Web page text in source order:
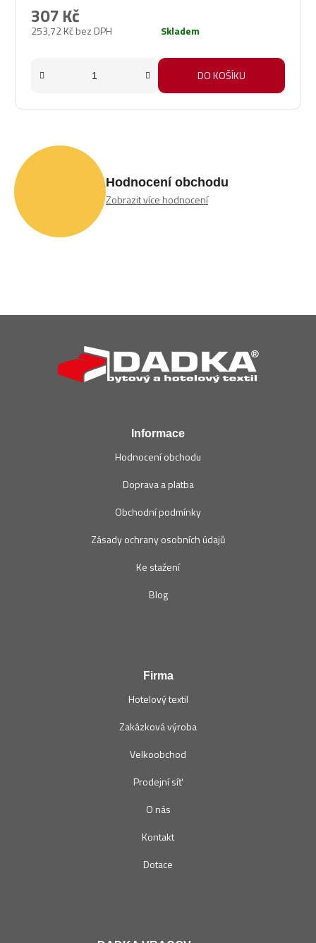
253,72 Kč bez DPH
307 Kč
Skladem
DO KOŠÍKU
Hodnocení obchodu
Zobrazit více hodnocení
Informace
Hodnocení obchodu
Doprava a platba
Obchodní podmínky
Zásady ochrany osobních údajů
Ke stažení
Blog
Firma
Hotelový textil
Zakázková výroba
Velkoobchod
Prodejní síť
O nás
Kontakt
Dotace